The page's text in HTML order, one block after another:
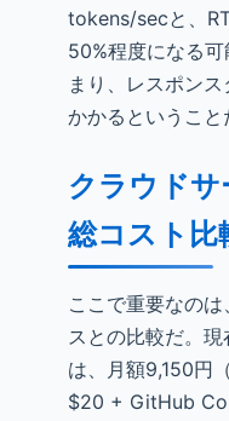
tokens/secと、
50%程度になる
まり、レスポン
かかるということ
クラウド
総コスト比
ここで重要なの
スとの比較だ。
は、月額9,150円
$20 + GitHub